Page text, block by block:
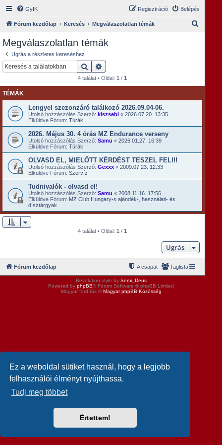
Ez a weboldal sütiket használ, hogy a legjobb
felhasználói élményt nyújthassa.
Tudj meg többet
Értettem!
GyIK Belépés
Regisztráció
Fórum kezdőlap Keresés Megválaszolatlan témák
Megválaszolatlan témák
Ugrás a részletes kereséshez
Keresés
4 találat • Oldal:1 /1
TÉMÁK
Lengyel szezonzáró találkozó 2026.09.04-06.
Utolsó hozzászólás Szerző: kiszsebi « 2026.07.20. 13:35
Elküldve Fórum: Túrák
2026. Május 30. 4 órás MZ Endurance verseny
Utolsó hozzászólás Szerző: Samu « 2026.01.27. 16:39
Elküldve Fórum: Túrák
OLVASD EL, MIELŐTT KÉRDÉST TESZEL FEL!!!
Utolsó hozzászólás Szerző: Gexxx « 2009.07.23. 12:33
Elküldve Fórum: Szervíz
Tudnivalók - olvasd el!
Utolsó hozzászólás Szerző: Samu « 2008.11.16. 17:56
Elküldve Fórum: MZ Club Hungary-s ajándék-, használati- és
dísztárgyak
4 találat • Oldal:1 /1
Ugrás
Fórum kezdőlap Taglista
A csapat
Revolution style by Semi_Deus
Powered by phpBB® Forum Software © phpBB Limited
Magyar fordítás ©Magyar phpBB Közösség